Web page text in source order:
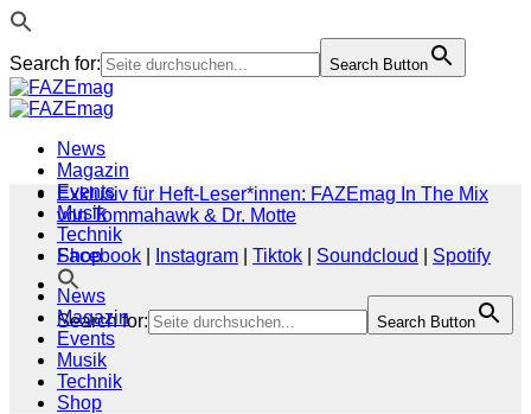
Search for: Search Button
Zum
Inhalt
News
Magazin
Events
Musik
Technik
Shop
Search for: Search Button
Exklusiv für Heft-Leser*innen: FAZEmag In The Mix
von Tommahawk & Dr. Motte
Facebook
Instagram Tiktok Soundcloud
Spotify
News
Magazin
Events
Musik
Technik
Shop